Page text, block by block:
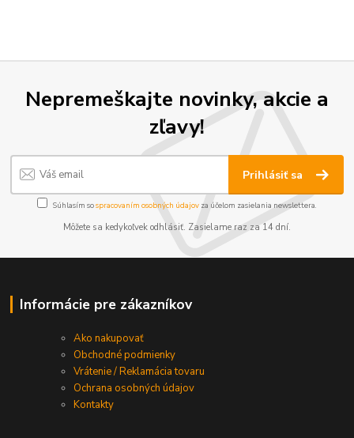
Nepremeškajte novinky, akcie a
zľavy!
Prihlásiť sa
Súhlasím sospracovaním osobných údajov za účelom zasielania newslettera.
Môžete sa kedykoľvek odhlásiť. Zasielame raz za 14 dní.
Informácie pre zákazníkov
Ako nakupovať
Obchodné podmienky
Vrátenie / Reklamácia tovaru
Ochrana osobných údajov
Kontakty